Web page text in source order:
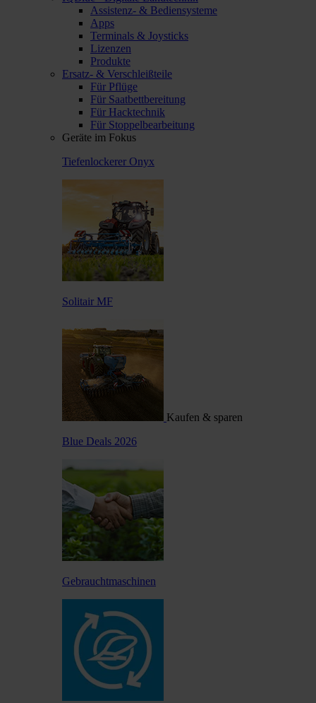
Assistenz- & Bediensysteme
Apps
Terminals & Joysticks
Lizenzen
Produkte
Ersatz- & Verschleißteile
Für Pflüge
Für Saatbettbereitung
Für Hacktechnik
Für Stoppelbearbeitung
Geräte im Fokus
Tiefenlockerer Onyx
Solitair MF
Kaufen & sparen
Blue Deals 2026
Gebrauchtmaschinen